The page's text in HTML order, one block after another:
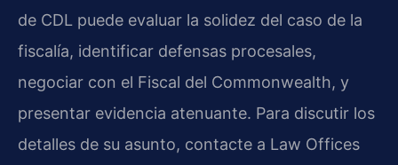
de CDL puede evaluar la solidez del caso de la
fiscalía, identificar defensas procesales,
negociar con el Fiscal del Commonwealth, y
presentar evidencia atenuante. Para discutir los
detalles de su asunto, contacte a Law Offices